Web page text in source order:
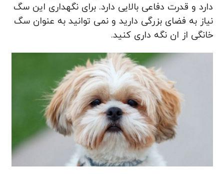
دارد و قدرت دفاعی بالایی دارد. برای نگهداری این سگ
نیاز به فضای بزرگی دارید و نمی توانید به عنوان سگ
خانگی از ان نگه داری کنید.